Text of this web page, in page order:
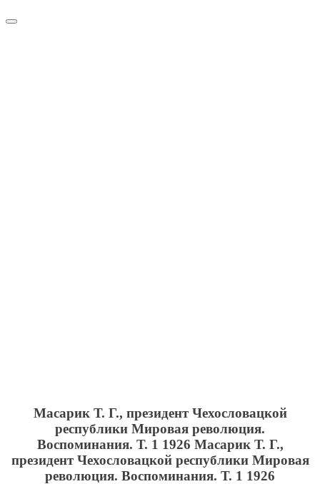
Масарик Т. Г., президент Чехословацкой
республики Мировая революция.
Воспоминания. Т. 1 1926 Масарик Т. Г.,
президент Чехословацкой республики Мировая
революция. Воспоминания. Т. 1 1926